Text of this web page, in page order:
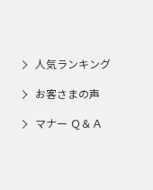
人気ランキング
お客さまの声
マナー Ｑ＆Ａ